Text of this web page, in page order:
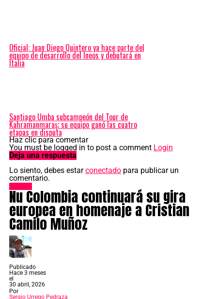
Oficial: Juan Diego Quintero ya hace parte del
equipo de desarrollo del Ineos y debutará en
Italia
Santiago Umba subcampeón del Tour de
Kahramanmaraş; su equipo ganó las cuatro
etapas en disputa
Haz clic para comentar
You must be logged in to post a comment Login
Deja una respuesta
Lo siento, debes estarconectadopara publicar un
comentario.
Nu Colombia continuará su gira
europea en homenaje a Cristian
Camilo Muñoz
Publicado
Hace 3 meses
el
30 abril, 2026
Por
Sergio Urrego Pedraza